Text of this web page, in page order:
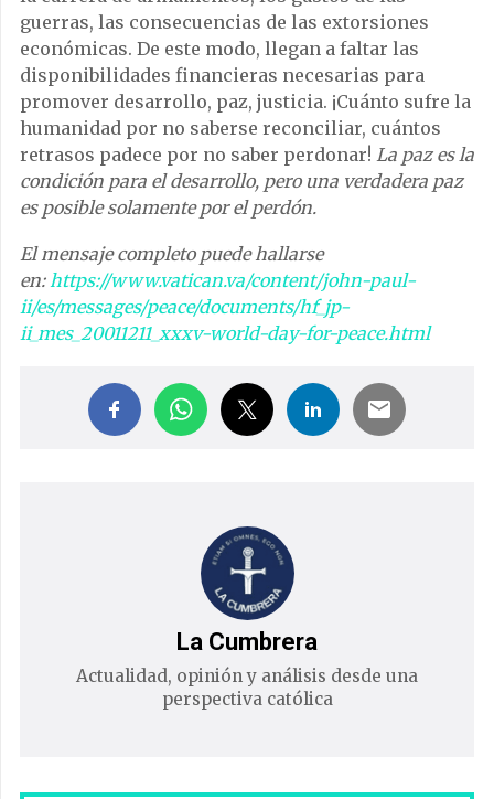
guerras, las consecuencias de las extorsiones
económicas. De este modo, llegan a faltar las
disponibilidades financieras necesarias para
promover desarrollo, paz, justicia. ¡Cuánto sufre la
humanidad por no saberse reconciliar, cuántos
retrasos padece por no saber perdonar! La paz es la
condición para el desarrollo, pero una verdadera paz
es posible solamente por el perdón.
El mensaje completo puede hallarse
en:https://www.vatican.va/content/john-paul-
ii/es/messages/peace/documents/hf_jp-
ii_mes_20011211_xxxv-world-day-for-peace.html
La Cumbrera
Actualidad, opinión y análisis desde una
perspectiva católica